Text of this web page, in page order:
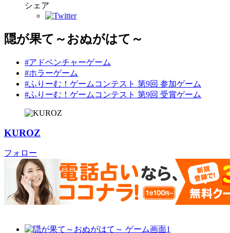
シェア
隠が果て～おぬがはて～
#アドベンチャーゲーム
#ホラーゲーム
#ふりーむ！ゲームコンテスト 第9回 参加ゲーム
#ふりーむ！ゲームコンテスト 第9回 受賞ゲーム
KUROZ
フォロー